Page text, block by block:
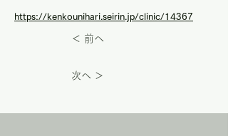
https://kenkounihari.seirin.jp/clinic/14367
＜ 前へ
次へ ＞